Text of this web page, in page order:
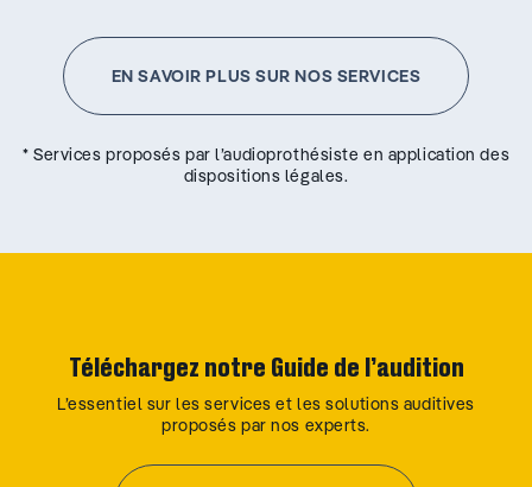
EN SAVOIR PLUS SUR NOS SERVICES
* Services proposés par l’audioprothésiste en application des
dispositions légales.
Téléchargez notre Guide de l’audition
L’essentiel sur les services et les solutions auditives
proposés par nos experts.